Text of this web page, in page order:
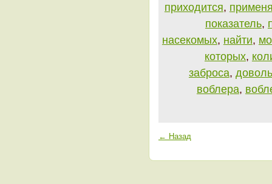
приходится,
показатель,
насекомых, найти,
которых,
заброса,
воблера,
← Назад